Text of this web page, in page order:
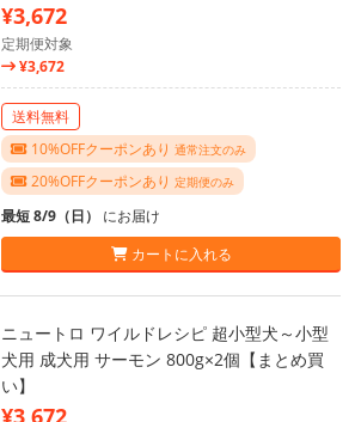
¥3,672
定期便対象
¥3,672
送料無料
10%OFFクーポンあり 通常注文のみ
20%OFFクーポンあり 定期便のみ
最短 8/9（日） にお届け
カートに入れる
ニュートロ ワイルドレシピ 超小型犬～小型
犬用 成犬用 サーモン 800g×2個【まとめ買
い】